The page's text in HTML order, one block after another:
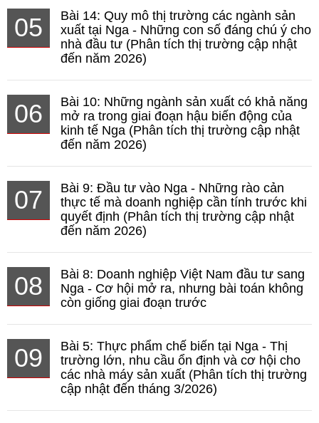
05
Bài 14: Quy mô thị trường các ngành sản
xuất tại Nga - Những con số đáng chú ý cho
nhà đầu tư (Phân tích thị trường cập nhật
đến năm 2026)
06
Bài 10: Những ngành sản xuất có khả năng
mở ra trong giai đoạn hậu biến động của
kinh tế Nga (Phân tích thị trường cập nhật
đến năm 2026)
07
Bài 9: Đầu tư vào Nga - Những rào cản
thực tế mà doanh nghiệp cần tính trước khi
quyết định (Phân tích thị trường cập nhật
đến năm 2026)
08
Bài 8: Doanh nghiệp Việt Nam đầu tư sang
Nga - Cơ hội mở ra, nhưng bài toán không
còn giống giai đoạn trước
09
Bài 5: Thực phẩm chế biến tại Nga - Thị
trường lớn, nhu cầu ổn định và cơ hội cho
các nhà máy sản xuất (Phân tích thị trường
cập nhật đến tháng 3/2026)